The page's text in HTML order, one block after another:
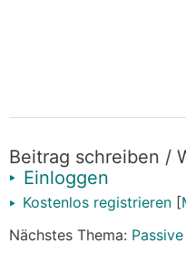
Beitrag schreiben /
Einloggen
Kostenlos registrieren [
Nächstes Thema: